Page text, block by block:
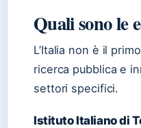
Quali sono le
L’Italia non è il
ricerca pubblica e
settori specifici.
Istituto Italiano di